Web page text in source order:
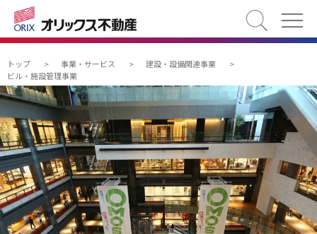
検索
トップ > 事業・サービス > 建設・設備関連事業
>
ビル・施設管理事業